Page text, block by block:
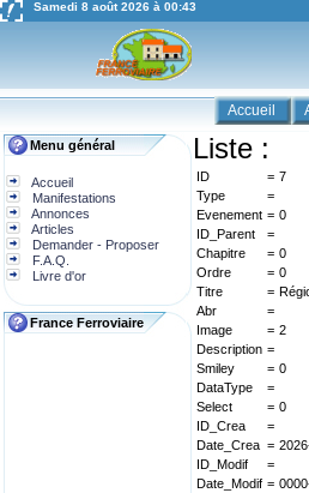
Samedi 8 août 2026 à 00:43
Accueil
Menu général
Accueil
Manifestations
Annonces
Articles
Demander - Proposer
F.A.Q.
Livre d'or
France Ferroviaire
Liste :
ID = 7
Type
=
Evenement = 0
ID_Parent
=
Chapitre
= 0
Ordre
= 0
Titre
=
Abr
=
Image
= 2
Description =
Smiley
= 0
DataType
=
Select
= 0
ID_Crea
=
Date_Crea =
ID_Modif
=
Date_Modif =